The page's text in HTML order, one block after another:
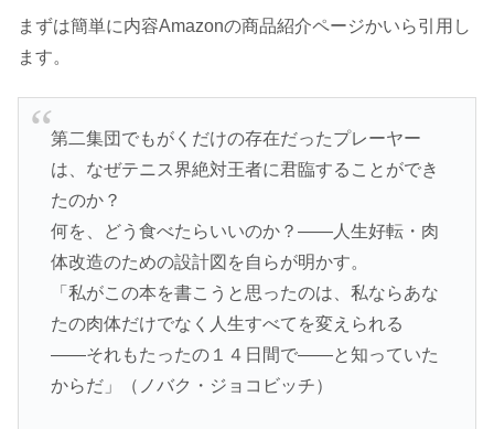
まずは簡単に内容Amazonの商品紹介ページかいら引用し
ます。
第二集団でもがくだけの存在だったプレーヤー
は、なぜテニス界絶対王者に君臨することができ
たのか？
何を、どう食べたらいいのか？――人生好転・肉
体改造のための設計図を自らが明かす。
「私がこの本を書こうと思ったのは、私ならあな
たの肉体だけでなく人生すべてを変えられる
――それもたったの１４日間で――と知っていた
からだ」（ノバク・ジョコビッチ）